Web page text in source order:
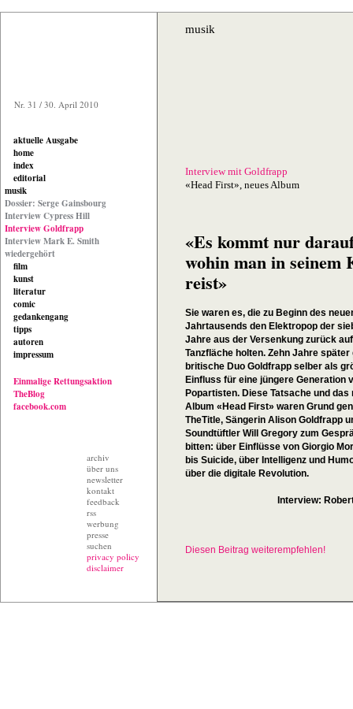
Nr. 31 / 30. April 2010
aktuelle Ausgabe
home
index
editorial
musik
Dossier: Serge Gainsbourg
Interview Cypress Hill
Interview Goldfrapp
Interview Mark E. Smith
wiedergehört
film
kunst
literatur
comic
gedankengang
tipps
autoren
impressum
Einmalige Rettungsaktion
TheBlog
facebook.com
archiv
über uns
newsletter
kontakt
feedback
rss
werbung
presse
suchen
privacy policy
disclaimer
musik
Interview mit Goldfrapp
«Head First», neues Album
«Es kommt nur
wohin man in seinem
reist»
Sie waren es, die zu Beginn des
Jahrtausends den Elektropop der
Jahre aus der Versenkung zurück
Tanzfläche holten. Zehn Jahre später
britische Duo Goldfrapp selber als
Einfluss für eine jüngere Generation
Popartisten. Diese Tatsache und das
Album «Head First» waren Grund
TheTitle, Sängerin Alison Goldfrapp
Soundtüftler Will Gregory zum
bitten: über Einflüsse von Giorgio
bis Suicide, über Intelligenz und
über die digitale Revolution.
Interview:
Diesen Beitrag weiterempfehlen!